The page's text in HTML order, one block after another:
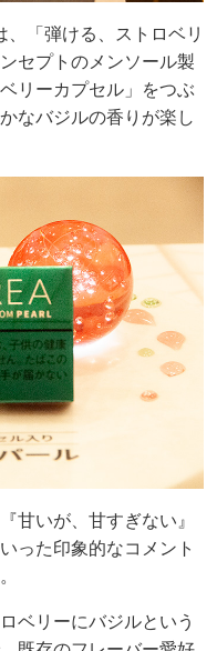
「弾ける、ストロベリ
セプトのメンソール製
リーカプセル」をつぶ
なバジルの香りが楽し
甘いが、甘すぎない』
った印象的なコメント
ベリーにバジルという